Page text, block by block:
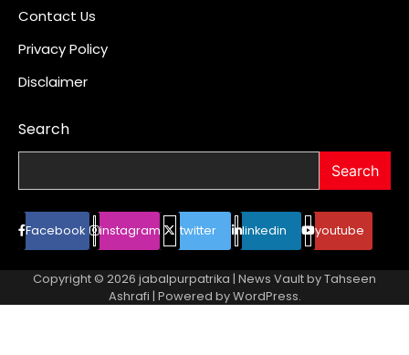
Contact Us
Privacy Policy
Disclaimer
Search
Search
Facebook instagram twitter linkedin youtube
Copyright © 2026 jabalpurpatrika | News Vault byTahseen
Ashrafi | Powered byWordPress.